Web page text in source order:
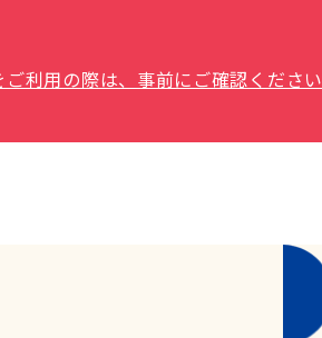
利用の際は、事前にご確認ください